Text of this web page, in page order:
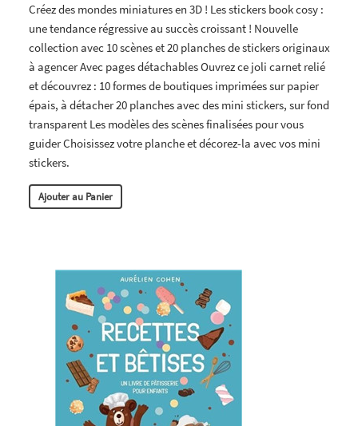
Créez des mondes miniatures en 3D ! Les stickers book cosy :
une tendance régressive au succès croissant ! Nouvelle
collection avec 10 scènes et 20 planches de stickers originaux
à agencer Avec pages détachables Ouvrez ce joli carnet relié
et découvrez : 10 formes de boutiques imprimées sur papier
épais, à détacher 20 planches avec des mini stickers, sur fond
transparent Les modèles des scènes finalisées pour vous
guider Choisissez votre planche et décorez-la avec vos mini
stickers.
Ajouter au Panier